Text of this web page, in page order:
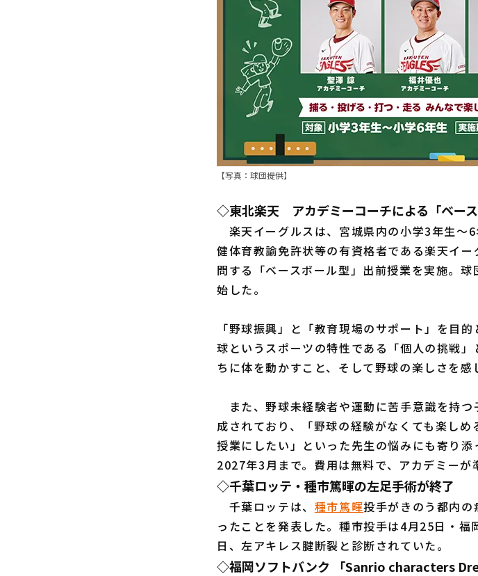
【写真：球団提供】
◇東北楽天 アカデミーコーチによる「ベー
楽天イーグルスは、宮城県内の小学3年生～
健体育教諭免許状等の有資格者である楽天イ
問する「ベースボール型」出前授業を実施。
始した。
「野球振興」と「教育現場のサポート」を目
球というスポーツの特性である「個人の挑戦
ちに体を動かすこと、そして野球の楽しさを感
また、野球未経験者や運動に苦手意識を持
成されており、「野球の経験がなくても楽し
授業にしたい」といった先生の悩みにも寄り
2027年3月まで。費用は無料で、アカデミーが
◇千葉ロッテ・種市篤暉の左足手術が終了
千葉ロッテは、 種市篤暉投手がきのう都内
ったことを発表した。種市投手は4月25日・
日、左アキレス腱断裂と診断されていた。
◇福岡ソフトバンク 「Sanrio characters